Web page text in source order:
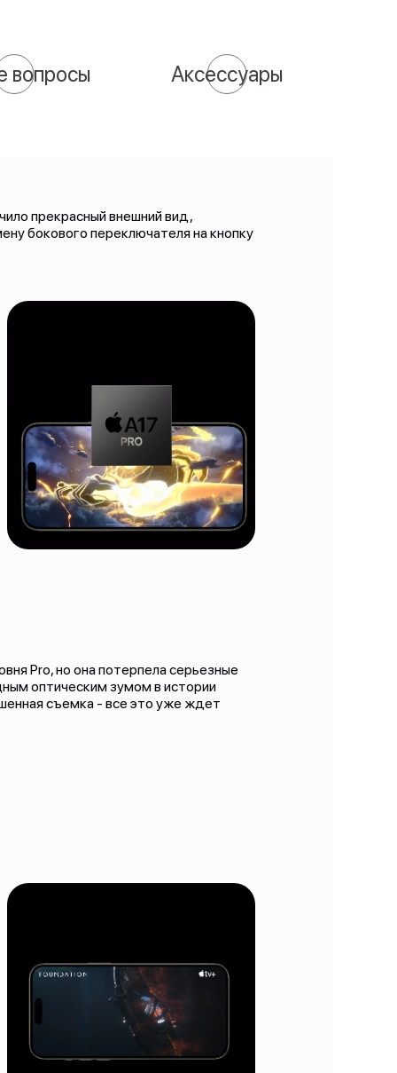
вопросы Аксессуары
прекрасный внешний вид,
бокового переключателя на кнопку
Pro, но она потерпела серьезные
оптическим зумом в истории
съемка - все это уже ждет